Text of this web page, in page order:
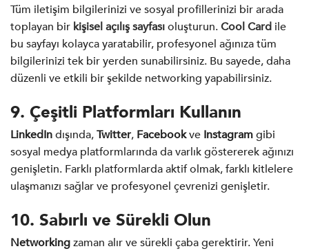
Tüm iletişim bilgilerinizi ve sosyal profillerinizi bir arada
toplayan bir kişisel açılış sayfasıoluşturun.Cool Card ile
bu sayfayı kolayca yaratabilir, profesyonel ağınıza tüm
bilgilerinizi tek bir yerden sunabilirsiniz. Bu sayede, daha
düzenli ve etkili bir şekilde networking yapabilirsiniz.
9. Çeşitli Platformları Kullanın
LinkedIndışında,Twitter, Facebookve Instagramgibi
sosyal medya platformlarında da varlık göstererek ağınızı
genişletin. Farklı platformlarda aktif olmak, farklı kitlelere
ulaşmanızı sağlar ve profesyonel çevrenizi genişletir.
10. Sabırlı ve Sürekli Olun
Networkingzaman alır ve sürekli çaba gerektirir. Yeni